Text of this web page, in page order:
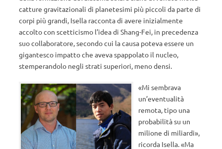
catture gravitazionali di planetesimi più piccoli da parte di
corpi più grandi, Isella racconta di avere inizialmente
accolto con scetticismo l’idea di Shang-Fei, in precedenza
suo collaboratore, secondo cui la causa poteva essere un
gigantesco impatto che aveva spappolato il nucleo,
stemperandolo negli strati superiori, meno densi.
«Mi sembrava
un’eventualità
remota, tipo una
probabilità su un
milione di miliardi»,
ricorda Isella. «Ma